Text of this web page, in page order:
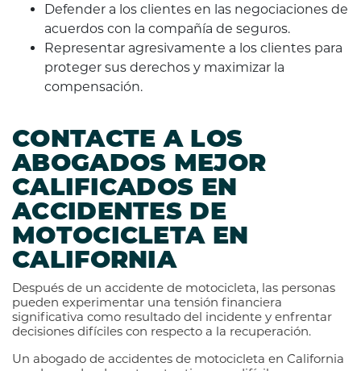
Defender a los clientes en las negociaciones de
acuerdos con la compañía de seguros.
Representar agresivamente a los clientes para
proteger sus derechos y maximizar la
compensación.
CONTACTE A LOS
ABOGADOS MEJOR
CALIFICADOS EN
ACCIDENTES DE
MOTOCICLETA EN
CALIFORNIA
Después de un accidente de motocicleta, las personas
pueden experimentar una tensión financiera
significativa como resultado del incidente y enfrentar
decisiones difíciles con respecto a la recuperación.
Un abogado de accidentes de motocicleta en California